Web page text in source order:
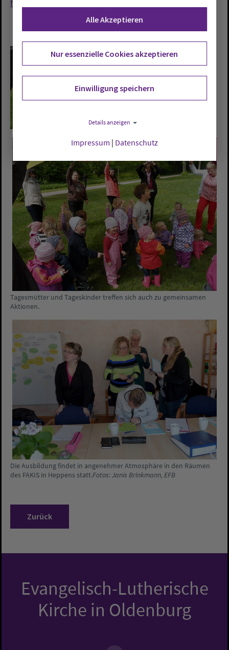
fakis@efb-friwhv.de
Tagesmütter und Tageskinder treffen sich auch zu gemeinsamen
Aktionen.
Die Ausbildung findet in angenehmer Atmosphäre in den Räumen
des FAKIS in Heppens statt.Fotos: Janis Brinkmann, EFB
Zurück
Evangelisch-Lutherische
Kirche in Oldenburg
Alle Akzeptieren
Nur essenzielle Cookies akzeptieren
Einwilligung speichern
Details anzeigen
Impressum | Datenschutz